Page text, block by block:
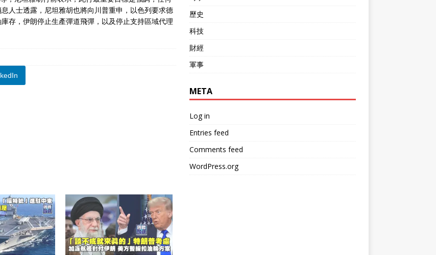
人士透露，尼坦雅胡也將向川普重申，以色列要求德
存，伊朗停止生產彈道飛彈，以及停止支持區域代理
歷史
科技
財經
軍事
META
Log in
Entries feed
Comments feed
WordPress.org